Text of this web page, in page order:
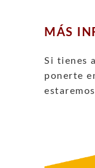
MÁS
Si tienes
ponerte